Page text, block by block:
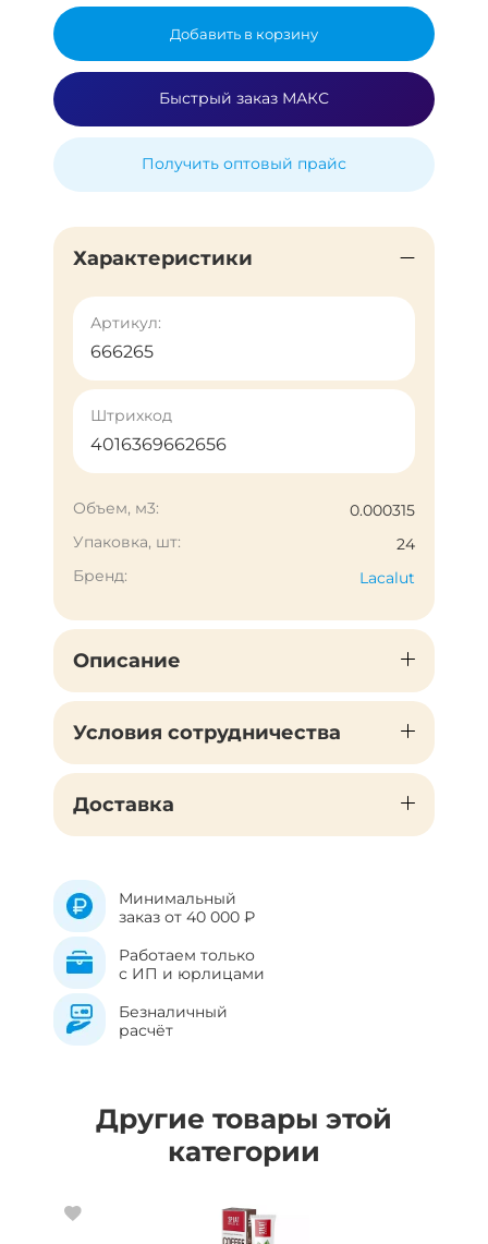
Добавить в корзину
Быстрый заказ МАКС
Получить оптовый прайс
Характеристики
Артикул:
666265
Штрихкод
4016369662656
Объем, м3:
0.000315
Упаковка, шт:
24
Бренд:
Lacalut
Описание
Условия сотрудничества
Доставка
Минимальный
заказ от 40 000 ₽
Работаем только
с ИП и юрлицами
Безналичный
расчёт
Другие товары этой
категории